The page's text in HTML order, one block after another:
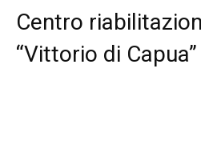
Centro
“Vittorio di Capua”